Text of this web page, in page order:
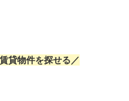
貸物件を探せる／